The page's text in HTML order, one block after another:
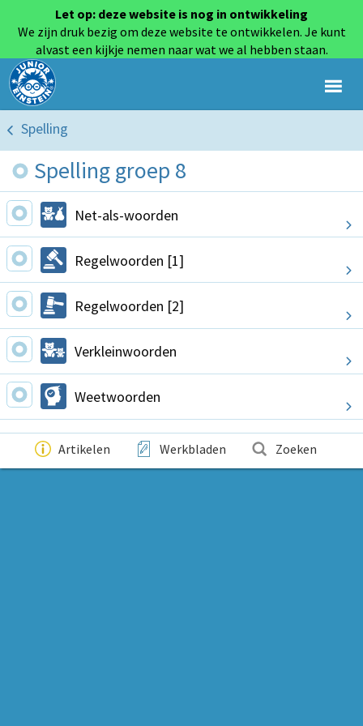
Let op: deze website is nog in ontwikkeling
We zijn druk bezig om deze website te ontwikkelen. Je kunt
alvast een kijkje nemen naar wat we al hebben staan.
Spelling
Spelling groep 8
Net-als-woorden
Regelwoorden [1]
Regelwoorden [2]
Verkleinwoorden
Weetwoorden
Artikelen Werkbladen Zoeken